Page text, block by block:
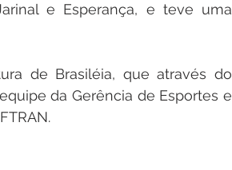
e Esperança, e teve uma
de Brasiléia, que através do
da Gerência de Esportes e